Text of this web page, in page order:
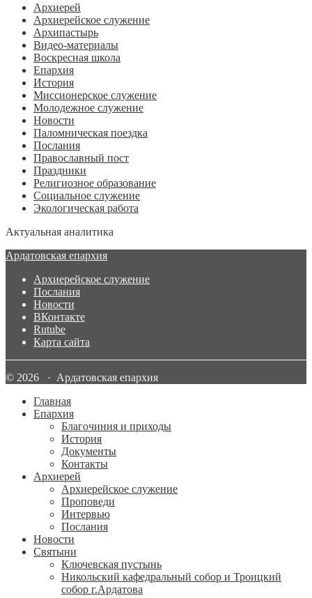
Архиерей
Архиерейское служение
Архипастырь
Видео-материалы
Воскресная школа
Епархия
История
Миссионерское служение
Молодежное служение
Новости
Паломническая поездка
Послания
Православный пост
Праздники
Религиозное образование
Социальное служение
Экологическая работа
Актуальная аналитика
Ардатовская епархия
Архиерейское служение
Послания
Новости
ВКонтакте
Rutube
Карта сайта
© 2026 · Ардатовская епархия
Главная
Епархия
Благочиния и приходы
История
Документы
Контакты
Архиерей
Архиерейское служение
Проповеди
Интервью
Послания
Новости
Святыни
Ключевская пустынь
Никольский кафедральный собор и Троицкий
собор г.Ардатова